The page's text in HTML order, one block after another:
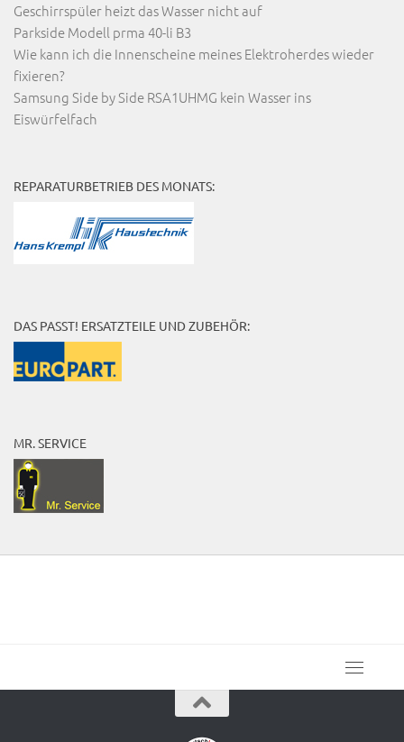
Geschirrspüler heizt das Wasser nicht auf
Parkside Modell prma 40-li B3
Wie kann ich die Innenscheine meines Elektroherdes wieder
fixieren?
Samsung Side by Side RSA1UHMG kein Wasser ins
Eiswürfelfach
REPARATURBETRIEB DES MONATS:
DAS PASST! ERSATZTEILE UND ZUBEHÖR:
MR. SERVICE